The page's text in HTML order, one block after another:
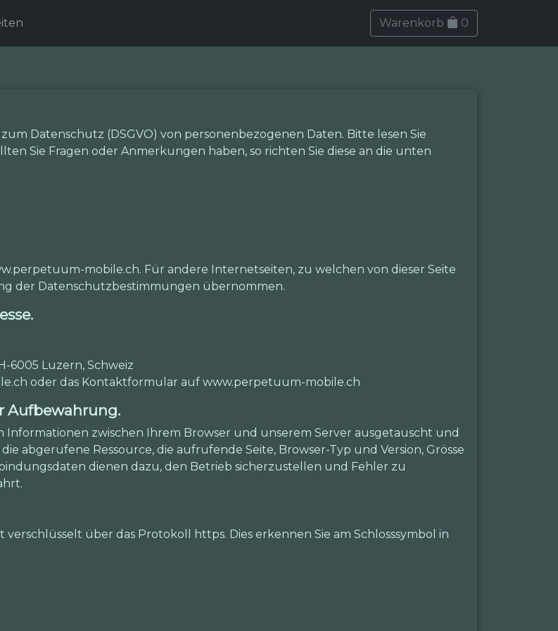
Warenkorb 0
Datenschutz (DSGVO) von personenbezogenen Daten. Bitte lesen Sie
Sie Fragen oder Anmerkungen haben, so richten Sie diese an die unten
mobile.ch. Für andere Internetseiten, zu welchen von dieser Seite
der Datenschutzbestimmungen übernommen.
6005 Luzern, Schweiz
oder das Kontaktformular auf www.perpetuum-mobile.ch
Aufbewahrung.
zwischen Ihrem Browser und unserem Server ausgetauscht und
abgerufene Ressource, die aufrufende Seite, Browser-Typ und Version, Grösse
dienen dazu, den Betrieb sicherzustellen und Fehler zu
über das Protokoll https. Dies erkennen Sie am Schlosssymbol in